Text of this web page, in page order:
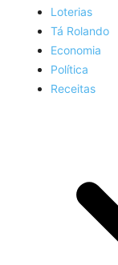
Loterias
Tá Rolando
Economia
Política
Receitas